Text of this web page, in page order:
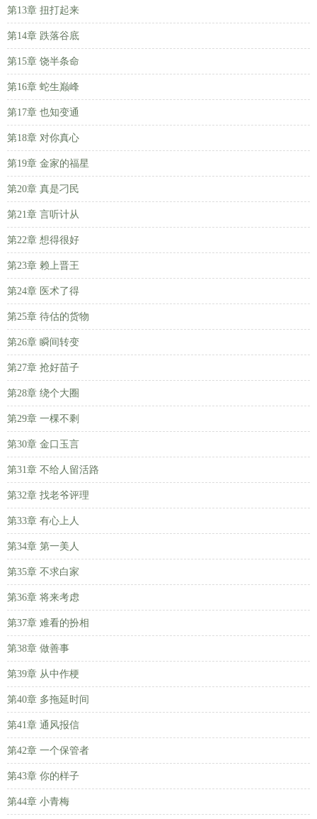
第13章 扭打起来
第14章 跌落谷底
第15章 饶半条命
第16章 蛇生巅峰
第17章 也知变通
第18章 对你真心
第19章 金家的福星
第20章 真是刁民
第21章 言听计从
第22章 想得很好
第23章 赖上晋王
第24章 医术了得
第25章 待估的货物
第26章 瞬间转变
第27章 抢好苗子
第28章 绕个大圈
第29章 一棵不剩
第30章 金口玉言
第31章 不给人留活路
第32章 找老爷评理
第33章 有心上人
第34章 第一美人
第35章 不求白家
第36章 将来考虑
第37章 难看的扮相
第38章 做善事
第39章 从中作梗
第40章 多拖延时间
第41章 通风报信
第42章 一个保管者
第43章 你的样子
第44章 小青梅